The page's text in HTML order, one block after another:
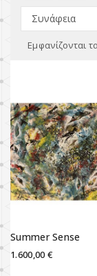
Συνάφεια
Εμφανίζονται
Summer Sense
1.600,00 €